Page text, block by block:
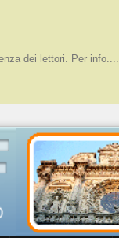
dei lettori. Per info....